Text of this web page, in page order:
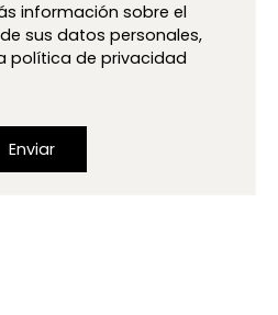
información sobre el
sus datos personales,
política de privacidad
Enviar